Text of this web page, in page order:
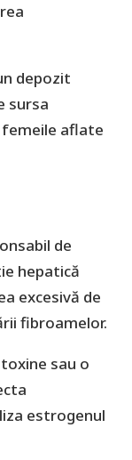
depozit
sursa
femeile aflate
de
hepatică
excesivă de
fibroamelor.
sau o
estrogenul